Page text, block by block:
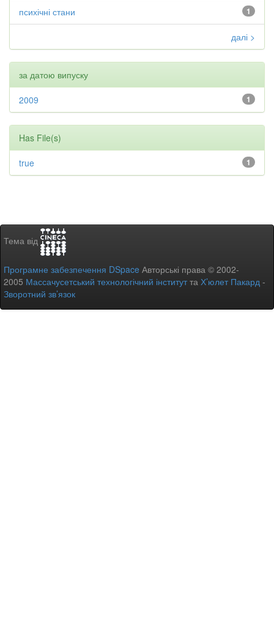
1
психічні стани
далі >
за датою випуску
1
2009
Has File(s)
1
true
Тема від
Програмне забезпечення DSpace Авторські права © 2002-
2005 Массачусетський технологічний інститутта Х’юлет Пакард -
Зворотний зв’язок